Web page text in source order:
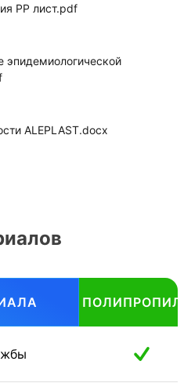
PP лист.pdf
эпидемиологической
ALEPLAST.docx